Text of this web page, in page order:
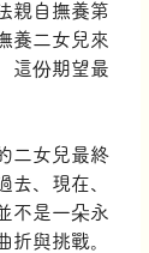
親自撫養第
養二女兒來
這份期望最
二女兒最終
去、現在、
不是一朵永
折與挑戰。